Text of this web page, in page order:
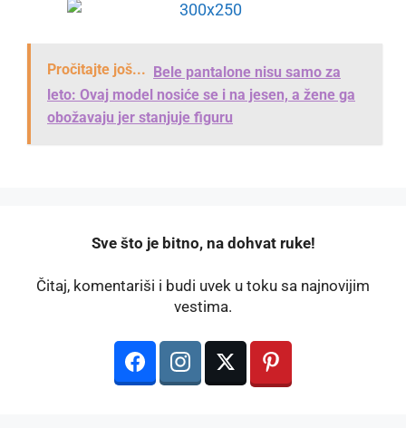
Pročitajte još... Bele pantalone nisu samo za
leto: Ovaj model nosiće se i na jesen, a žene ga
obožavaju jer stanjuje figuru
️Sve što je bitno, na dohvat ruke!
Čitaj, komentariši i budi uvek u toku sa najnovijim
vestima.